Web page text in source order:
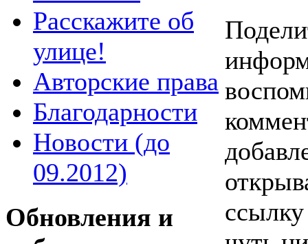
Расскажите об
улице!
Авторские права
Благодарности
Новости (до
09.2012)
Обновления и